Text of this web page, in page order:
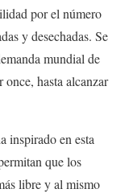
por el número
y desechadas. Se
mundial de
hasta alcanzar
inspirado en esta
que los
libre y al mismo